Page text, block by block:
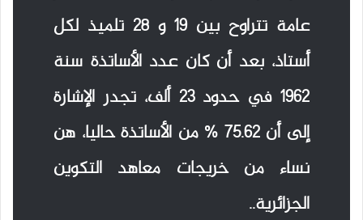
عامة تتراوح بين 19 و 28 تلميذ لكل
أستاذ، بعد أن كان عدد الأساتذة سنة
1962 في حدود 23 ألف، تجدر الإشارة
إلى أن 75.62 % من الأساتذة حاليا، هن
نساء من خريجات معاهد التكوين
الجزائرية..